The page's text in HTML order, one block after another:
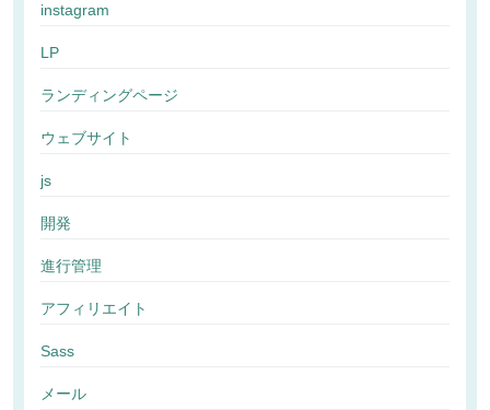
instagram
LP
ランディングページ
ウェブサイト
js
開発
進行管理
アフィリエイト
Sass
メール